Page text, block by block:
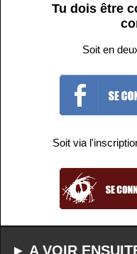
Tu dois être
Soit en
Soit via
► A VOIR